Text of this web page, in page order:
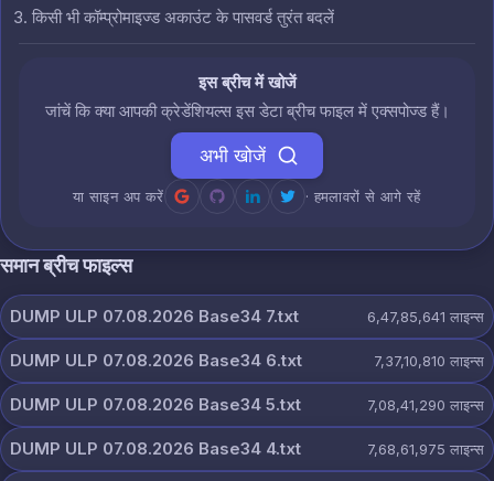
किसी भी कॉम्प्रोमाइज्ड अकाउंट के पासवर्ड तुरंत बदलें
इस ब्रीच में खोजें
जांचें कि क्या आपकी क्रेडेंशियल्स इस डेटा ब्रीच फाइल में एक्सपोज्ड हैं।
अभी खोजें
या साइन अप करें · हमलावरों से आगे रहें
समान ब्रीच फाइल्स
DUMP ULP 07.08.2026 Base34 7.txt 6,47,85,641 लाइन्स
DUMP ULP 07.08.2026 Base34 6.txt 7,37,10,810 लाइन्स
DUMP ULP 07.08.2026 Base34 5.txt 7,08,41,290 लाइन्स
DUMP ULP 07.08.2026 Base34 4.txt 7,68,61,975 लाइन्स